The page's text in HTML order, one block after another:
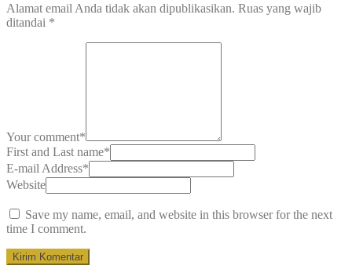
Alamat email Anda tidak akan dipublikasikan. Ruas yang wajib
ditandai *
Your comment*
First and Last name*
E-mail Address*
Website
Save my name, email, and website in this browser for the next
time I comment.